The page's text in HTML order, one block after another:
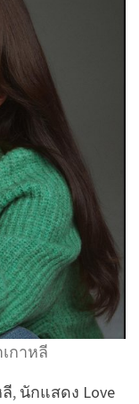
กาหลี
, นักแสดง Love